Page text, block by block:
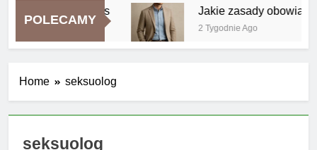
POLECAMY
by Chinafans Jakie zasady
2 Tygodnie Ago
Home seksuolog
seksuolog